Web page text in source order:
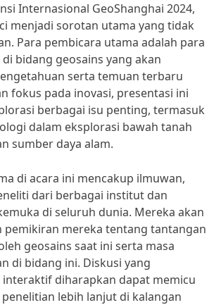
Internasional GeoShanghai 2024,
menjadi sorotan utama yang tidak
Para pembicara utama adalah para
bidang geosains yang akan
serta temuan terbaru
fokus pada inovasi, presentasi ini
berbagai isu penting, termasuk
dalam eksplorasi bawah tanah
sumber daya alam.
di acara ini mencakup ilmuwan,
dari berbagai institut dan
di seluruh dunia. Mereka akan
pemikiran mereka tentang tantangan
geosains saat ini serta masa
di bidang ini. Diskusi yang
interaktif diharapkan dapat memicu
lebih lanjut di kalangan